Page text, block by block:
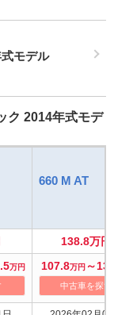
モデル
ク 2014年式モデ
660 M AT
138.8万円
万円 107.8万円 ～
中古車を探す